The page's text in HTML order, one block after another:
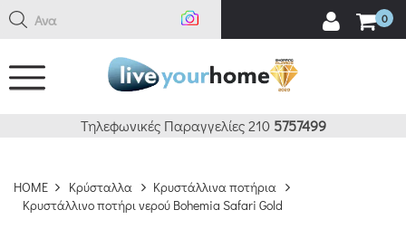
Αναζήτ 0
Τηλεφωνικές Παραγγελίες 210 5757499
HOME Κρύσταλλα
Κρυστάλλινα ποτήρια
Κρυστάλλινο ποτήρι νερού Bohemia Safari Gold